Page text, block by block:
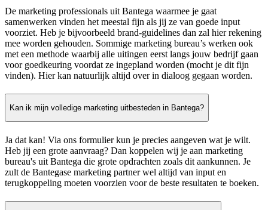
De marketing professionals uit Bantega waarmee je gaat
samenwerken vinden het meestal fijn als jij ze van goede input
voorziet. Heb je bijvoorbeeld brand-guidelines dan zal hier rekening
mee worden gehouden. Sommige marketing bureau’s werken ook
met een methode waarbij alle uitingen eerst langs jouw bedrijf gaan
voor goedkeuring voordat ze ingepland worden (mocht je dit fijn
vinden). Hier kan natuurlijk altijd over in dialoog gegaan worden.
Kan ik mijn volledige marketing uitbesteden in Bantega?
Ja dat kan! Via ons formulier kun je precies aangeven wat je wilt.
Heb jij een grote aanvraag? Dan koppelen wij je aan marketing
bureau's uit Bantega die grote opdrachten zoals dit aankunnen. Je
zult de Bantegase marketing partner wel altijd van input en
terugkoppeling moeten voorzien voor de beste resultaten te boeken.